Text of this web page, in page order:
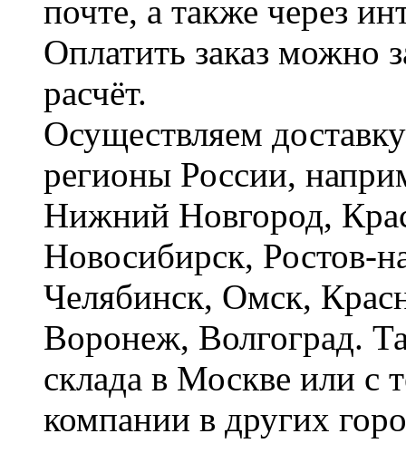
почте, а также через
Оплатить заказ можно
расчёт.
Осуществляем
регионы России,
Нижний Новгород,
Новосибирск, Ростов-
Челябинск, Омск,
Воронеж, Волгоград.
склада в Москве или с
компании в других